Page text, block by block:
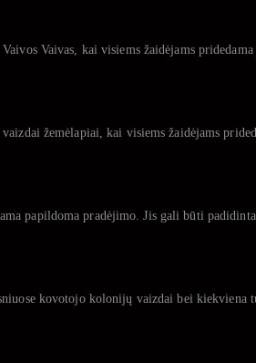
Vaivas, kai visiems žaidėjams
žemėlapiai, kai visiems žaidėjams
papildoma pradėjimo. Jis gali būti
kovotojo kolonijų vaizdai bei kiekviena